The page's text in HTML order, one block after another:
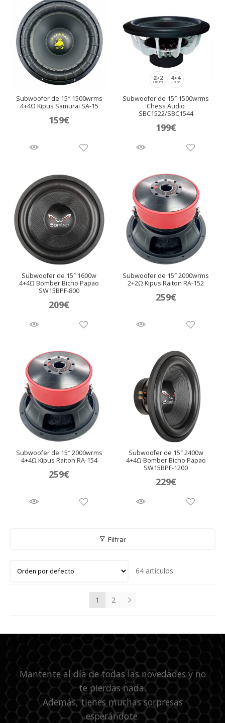
Subwoofer de 15″ 1500wrms
4+4Ω Kipus Samurai SA-15
159€
2+2
Ohm
4+4
Ohm
Subwoofer de 15″ 1500wrms
Chess Audio
SBC1522/SBC1544
199€
Subwoofer de 15″ 1600w
4+4Ω Bomber Bicho Papao
SW15BPF-800
209€
Subwoofer de 15″ 2000wrms
2+2Ω Kipus Raiton RA-152
259€
Subwoofer de 15″ 2000wrms
4+4Ω Kipus Raiton RA-154
259€
Subwoofer de 15″ 2400w
4+4Ω Bomber Bicho Papao
SW15BPF-1200
229€
Filtrar
64 artículos
1 2
Mantente al día de todas las novedades y no
te pierdas nada.
Además, tienes muchas sorpresas
esperándote.